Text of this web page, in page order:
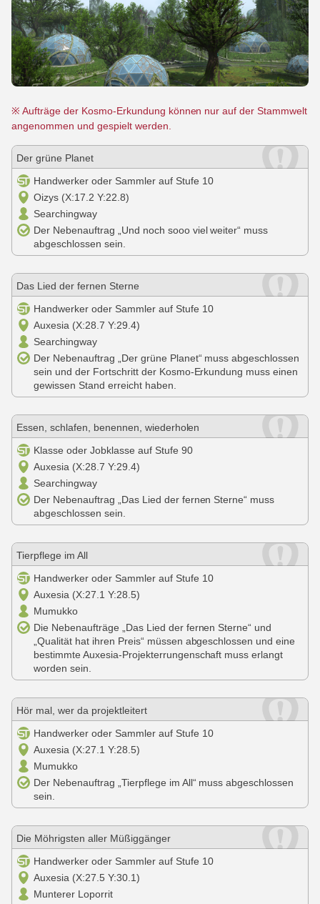
※ Aufträge der Kosmo-Erkundung können nur auf der Stammwelt
angenommen und gespielt werden.
Der grüne Planet
Handwerker oder Sammler auf Stufe 10
Oizys (X:17.2 Y:22.8)
Searchingway
Der Nebenauftrag „Und noch sooo viel weiter“ muss
abgeschlossen sein.
Das Lied der fernen Sterne
Handwerker oder Sammler auf Stufe 10
Auxesia (X:28.7 Y:29.4)
Searchingway
Der Nebenauftrag „Der grüne Planet“ muss abgeschlossen
sein und der Fortschritt der Kosmo-Erkundung muss einen
gewissen Stand erreicht haben.
Essen, schlafen, benennen, wiederholen
Klasse oder Jobklasse auf Stufe 90
Auxesia (X:28.7 Y:29.4)
Searchingway
Der Nebenauftrag „Das Lied der fernen Sterne“ muss
abgeschlossen sein.
Tierpflege im All
Handwerker oder Sammler auf Stufe 10
Auxesia (X:27.1 Y:28.5)
Mumukko
Die Nebenaufträge „Das Lied der fernen Sterne“ und
„Qualität hat ihren Preis“ müssen abgeschlossen und eine
bestimmte Auxesia-Projekterrungenschaft muss erlangt
worden sein.
Hör mal, wer da projektleitert
Handwerker oder Sammler auf Stufe 10
Auxesia (X:27.1 Y:28.5)
Mumukko
Der Nebenauftrag „Tierpflege im All“ muss abgeschlossen
sein.
Die Möhrigsten aller Müßiggänger
Handwerker oder Sammler auf Stufe 10
Auxesia (X:27.5 Y:30.1)
Munterer Loporrit